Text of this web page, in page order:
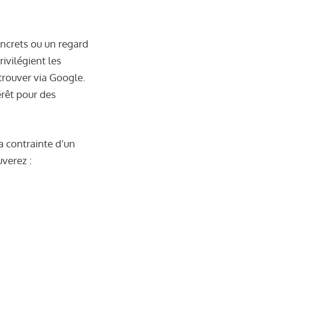
ou un regard
les
via Google.
pour des
contrainte d’un
: